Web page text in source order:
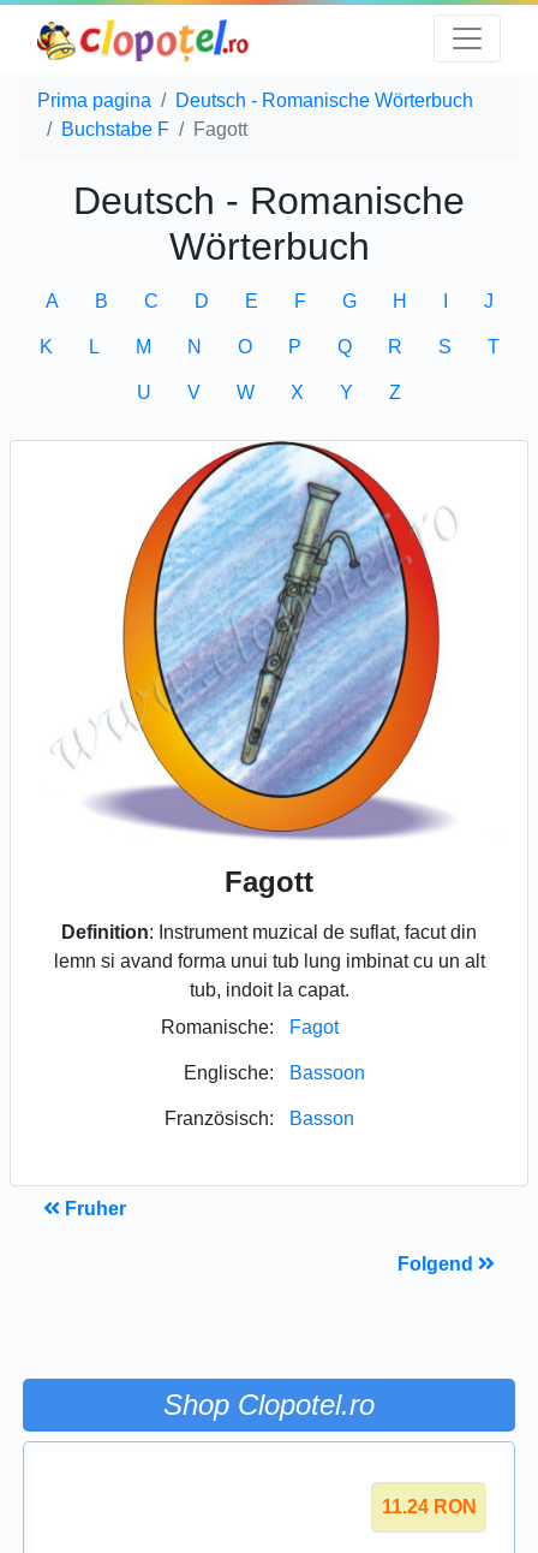
Prima pagina
Deutsch - Romanische Wörterbuch
Buchstabe F
Fagott
Deutsch - Romanische
Wörterbuch
A B C D E F G H J
K L M N O P Q R S T
U V W X Y Z
Fagott
Definition: Instrument muzical de suflat, facut din
lemn si avand forma unui tub lung imbinat cu un alt
tub, indoit la capat.
Romanische:
Fagot
Englische: Bassoon
Französisch: Basson
Fruher
Folgend
Shop Clopotel.ro
11.24 RON